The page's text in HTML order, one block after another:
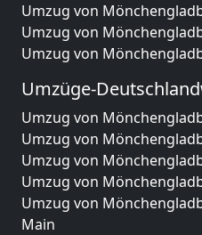
Umzug von
Umzug von
Umzug von
Umzüge-
Umzug von
Umzug von
Umzug von
Umzug von
Umzug von
Main